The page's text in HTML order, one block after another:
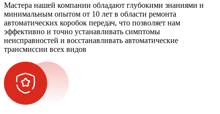
Мастера нашей компании обладают глубокими знаниями и
минимальным опытом от 10 лет в области ремонта
автоматических коробок передач, что позволяет нам
эффективно и точно устанавливать симптомы
неисправностей и восстанавливать автоматические
трансмиссии всех видов